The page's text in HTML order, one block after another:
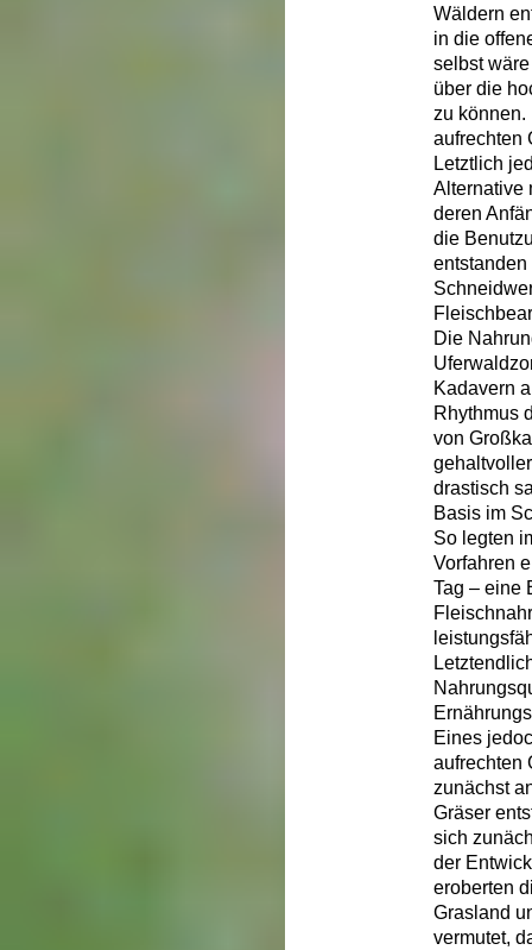
Wäldern
in die
selbst
über die
zu können.
aufrechten
Letztlich
Alternative
deren
die
Die
Kadavern
Rhythmus
von
drastisch
Basis im
So legten
Vorfahren
Tag – eine
Eines
aufrechten
zunächst
Gräser
sich
der
eroberten
Grasland
vermutet,